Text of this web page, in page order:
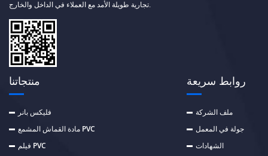
تجارية طويلة الأمد مع العملاء في الداخل والخارج.
منتجاتنا
فليكس بانر
مادة القماش المشمع PVC
فيلم PVC
روابط سريعة
ملف الشركة
جولة في المعمل
الشهادات